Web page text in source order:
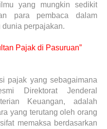
yang mungkin sedikit
para pembaca dalam
perpajakan.
Pajak di Pasuruan”
pajak yang sebagaimana
Direktorat Jenderal
Keuangan, adalah
yang terutang oleh orang
memaksa berdasarkan